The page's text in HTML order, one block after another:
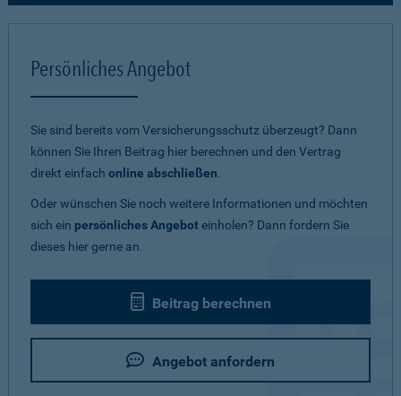
Persönliches Angebot
Sie sind bereits vom Versicherungsschutz überzeugt? Dann
können Sie Ihren Beitrag hier berechnen und den Vertrag
direkt einfach online abschließen.
Oder wünschen Sie noch weitere Informationen und möchten
sich ein persönliches Angeboteinholen? Dann fordern Sie
dieses hier gerne an.
Beitrag berechnen
Angebot anfordern